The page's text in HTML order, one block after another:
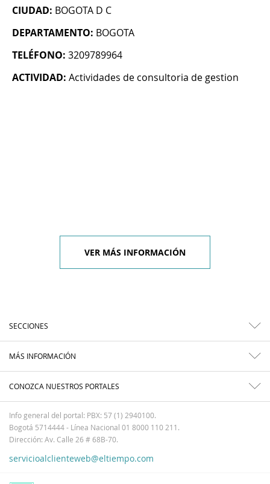
CIUDAD: BOGOTA D C
DEPARTAMENTO: BOGOTA
TELÉFONO: 3209789964
ACTIVIDAD: Actividades de consultoria de gestion
VER MÁS INFORMACIÓN
SECCIONES
MÁS INFORMACIÓN
CONOZCA NUESTROS PORTALES
Info general del portal: PBX: 57 (1) 2940100.
Bogotá 5714444 - Línea Nacional 01 8000 110 211.
Dirección: Av. Calle 26 # 68B-70.
servicioalclienteweb@eltiempo.com